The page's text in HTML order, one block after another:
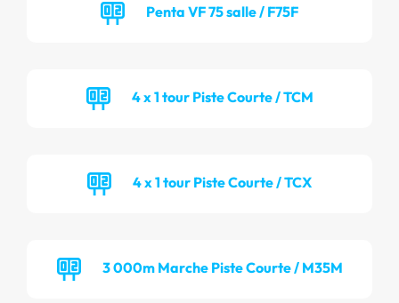
Penta VF 75 salle / F75F
4 x 1 tour Piste Courte / TCM
4 x 1 tour Piste Courte / TCX
3 000m Marche Piste Courte / M35M